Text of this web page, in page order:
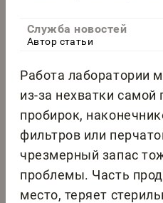
Служба новостей
Автор статьи
Работа лаборатории
из-за нехватки самой
пробирок,
фильтров или
чрезмерный запас
проблемы. Часть
место, теряет